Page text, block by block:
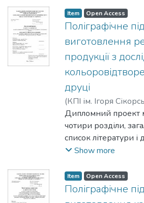
Item Open Access
Поліграфічне
виготовлення
продукції з
друці
(КПІ ім. Ігоря
Лозікова, Єлизавета
Бараускєне, Оксана
Дипломний проект
чотири розділи,
список літератури і
тексту становить 87
27 посилань у
джерел, 5 додатків.
Метою дипломного
Show more
Item Open Access
Поліграфічне